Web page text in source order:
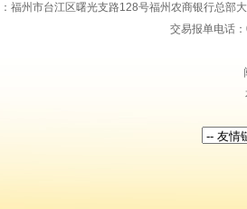
福州市台江区曙光支路128号福州农商银行总
交易报单电话